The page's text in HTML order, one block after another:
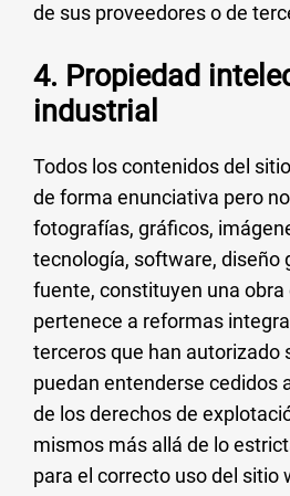
de sus proveedores o de
4. Propiedad
industrial
Todos los contenidos del
de forma enunciativa pero
fotografías, gráficos,
tecnología, software, diseño
fuente, constituyen una obra
pertenece a reformas
terceros que han autorizado
puedan entenderse cedidos
de los derechos de
mismos más allá de lo
para el correcto uso del sitio